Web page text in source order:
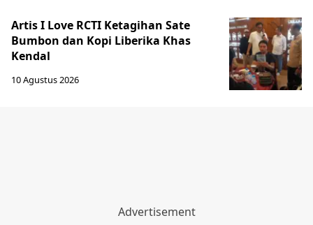
Artis I Love RCTI Ketagihan Sate
Bumbon dan Kopi Liberika Khas
Kendal
10 Agustus 2026